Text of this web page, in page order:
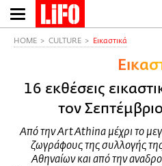
Παράκαμψη
προς
HOME CULTURE Εικαστικά
16 εκθέσεις
τον
Από την Art Athina μέχρι το
ζωγράφους της συλλογής
Αθηναίων και από την